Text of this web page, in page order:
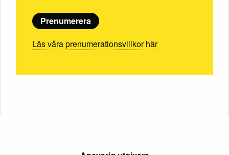
Prenumerera
Läs våra prenumerationsvillkor här